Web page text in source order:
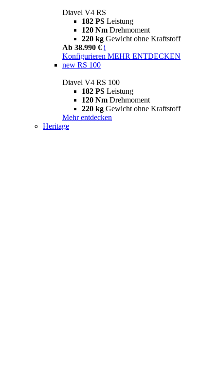
Diavel V4 RS
182 PS Leistung
120 Nm Drehmoment
220 kg Gewicht ohne Kraftstoff
Ab 38.990 € i
Konfigurieren MEHR ENTDECKEN
new RS 100
Diavel V4 RS 100
182 PS Leistung
120 Nm Drehmoment
220 kg Gewicht ohne Kraftstoff
Mehr entdecken
Heritage